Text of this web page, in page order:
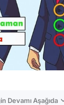
Devamı Aşağıda